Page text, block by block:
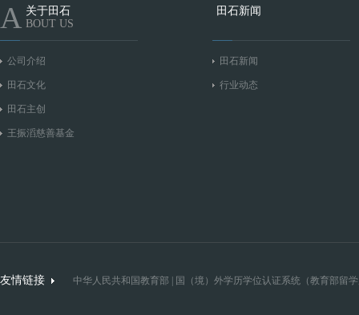
A 关于田石
BOUT US
公司介绍
田石文化
田石主创
王振滔慈善基金
田石新闻
田石新闻
行业动态
友情链接 中华人民共和国教育部 国（境）外学历学位认证系统（教育部留